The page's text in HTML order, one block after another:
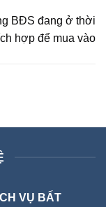
BĐS đang ở thời
hợp để mua vào
VỤ BẤT